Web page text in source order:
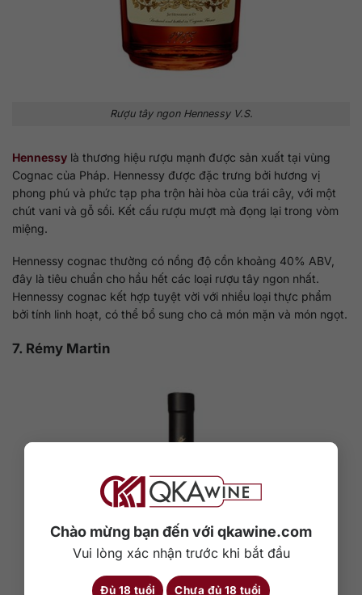
Chào mừng bạn đến với qkawine.com
Vui lòng xác nhận trước khi bắt đầu
Đủ 18 tuổi Chưa đủ 18 tuổi
Rượu tây ngon Hennessy V.S.
Hennessy là thương hiệu rượu mạnh được sản xuất tại vùng
Cognac của Pháp. Hennessy được đặc trưng bởi hương vị
phong phú và phức tạp pha trộn hài hòa của trái cây, với một
chút vani và gỗ sồi. Kết cấu rượu mượt mà đọng lại trong vòm
miệng.
Hennessy cognac thường có nồng độ cồn khoảng 40% ABV,
đây là tiêu chuẩn cho hầu hết các loại rượu tây ngon nhất.
Hennessy cognac kết hợp tuyệt vời với nhiều loại thực phẩm
bởi tính linh hoạt, có thể bổ sung cho cả món mặn và món ngọt.
7. Rémy Martin